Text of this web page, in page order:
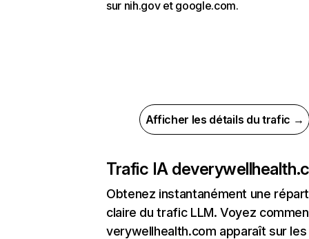
sur nih.gov et google.com.
Afficher les détails du trafic →
Trafic IA de
Obtenez instantanément une
claire du trafic LLM. Voyez
verywellhealth.com apparaît sur les